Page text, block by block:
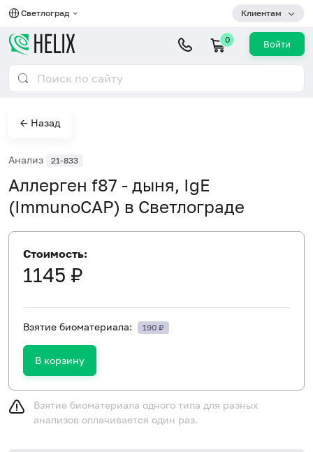
Светлоград Клиентам
0 Войти
← Назад
Анализ 21-833
Аллерген f87 - дыня, IgE
(ImmunoCAP) в Светлограде
Стоимость:
1145 ₽
Взятие биоматериала: 190 ₽
В корзину
Взятие биоматериала одного типа для разных
анализов оплачивается один раз.